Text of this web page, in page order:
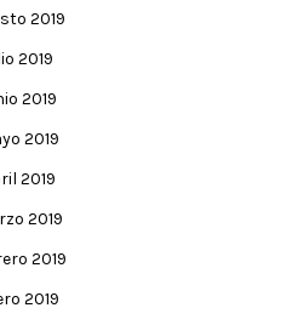
2019
2019
2019
2019
2019
2019
2019
2019